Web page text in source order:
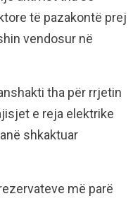
të pazakontë prej
vendosur në
tha për rrjetin
e reja elektrike
shkaktuar
më parë